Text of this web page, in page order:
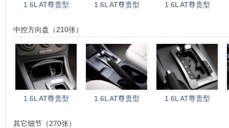
1.6L AT尊贵型 1.6L AT尊贵型 1.6L AT尊贵型
中控方向盘（210张）
1.6L AT尊贵型 1.6L AT尊贵型 1.6L AT尊贵型
其它细节（270张）